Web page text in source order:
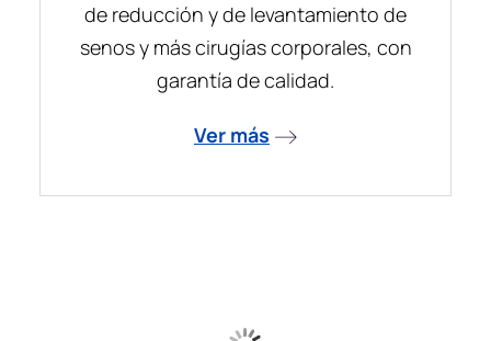
de reducción y de levantamiento de
senos y más cirugías corporales, con
garantía de calidad.
Ver más